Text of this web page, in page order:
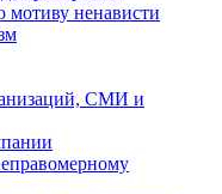
мотиву ненависти
СМИ и